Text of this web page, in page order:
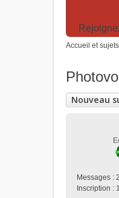
Accueil et
Nouveau
Messages :
Inscription :